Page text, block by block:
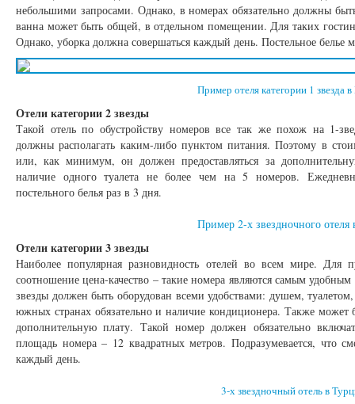
небольшими запросами. Однако, в номерах обязательно должны
ванна может быть общей, в отдельном помещении. Для таких
Однако, уборка должна совершаться каждый день. Постельное белье
Пример отеля категории 1 звезда
Отели категории 2 звезды
Такой отель по обустройству номеров все так же похож на 1-
должны располагать каким-либо пунктом питания. Поэтому в
или, как минимум, он должен предоставляться за
наличие одного туалета не более чем на 5 номеров.
постельного белья раз в 3 дня.
Пример 2-х звездночного отеля
Отели категории 3 звезды
Наиболее популярная разновидность отелей во всем мире. Для
соотношение цена-качество – такие номера являются самым
звезды должен быть оборудован всеми удобствами: душем,
южных странах обязательно и наличие кондиционера. Также может
дополнительную плату. Такой номер должен обязательно
площадь номера – 12 квадратных метров. Подразумевается, что
каждый день.
3-х звездночный отель в